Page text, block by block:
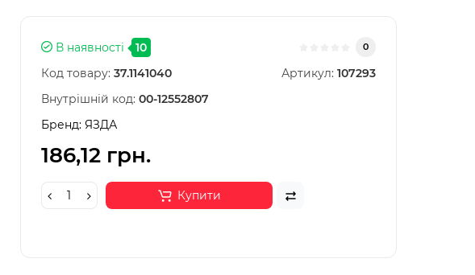
В наявності 10 0
Код товару: 37.1141040 Артикул: 107293
Внутрішній код: 00-12552807
Бренд: ЯЗДА
186,12 грн.
Купити